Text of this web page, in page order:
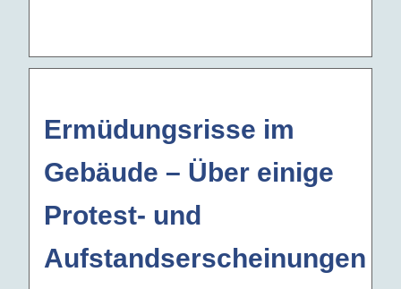
Ermüdungsrisse im
Gebäude – Über einige
Protest- und
Aufstandserscheinungen